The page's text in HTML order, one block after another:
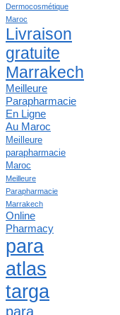
Dermocosmétique
Maroc
Livraison
gratuite
Marrakech
Meilleure
Parapharmacie
En Ligne
Au Maroc
Meilleure
parapharmacie
Maroc
Meilleure
Parapharmacie
Marrakech
Online
Pharmacy
para
atlas
targa
para